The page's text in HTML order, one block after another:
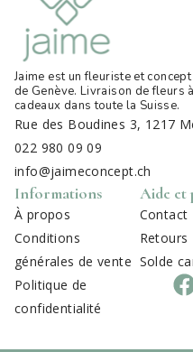
Jaime est un fleuriste et
de Genève. Livraison de fleurs
cadeaux dans toute la Suisse.
Rue des Boudines 3, 1217
022 980 09 09
info@jaimeconcept.ch
Informations
À propos
Conditions
générales de vente
Politique de
confidentialité
Aide et
Contact
Retours
Solde